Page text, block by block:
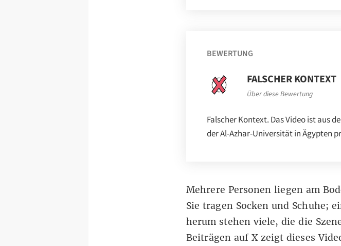
BEWERTUNG
FALSCHER KONTEXT
Über diese Bewertung
Falscher Kontext. Das Video ist aus
der Al-Azhar-Universität in Ägypten
Mehrere Personen liegen am
Sie tragen Socken und Schuhe;
herum stehen viele, die die
Beiträgen auf Xzeigt dieses